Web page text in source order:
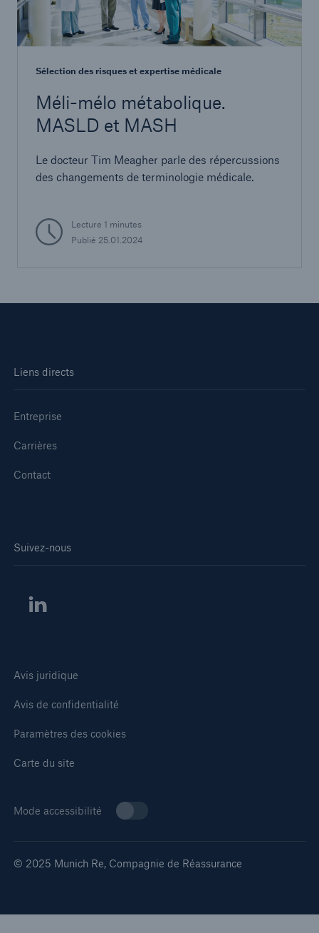
Sélection des risques et expertise médicale
Méli-mélo métabolique.
MASLD et MASH
Le docteur Tim Meagher parle des répercussions
des changements de terminologie médicale.
Lecture 1 minutes
Publié 25.01.2024
Liens directs
Entreprise
Carrières
Contact
Suivez-nous
Avis juridique
Avis de confidentialité
Paramètres des cookies
Carte du site
Mode accessibilité
© 2025 Munich Re, Compagnie de Réassurance